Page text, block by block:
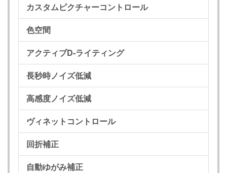
カスタムピクチャーコントロール
色空間
アクティブD-ライティング
長秒時ノイズ低減
高感度ノイズ低減
ヴィネットコントロール
回折補正
自動ゆがみ補正